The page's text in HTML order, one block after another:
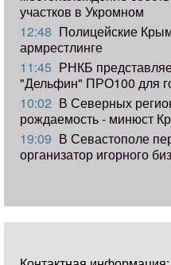
участков в Укромном
12:48 Полицейские
армрестлинге
11:45 РНКБ
"Дельфин" ПРО100 для
10:02 В Северных
рождаемость - минюст
19:09 В Севастополе
организатор игорного